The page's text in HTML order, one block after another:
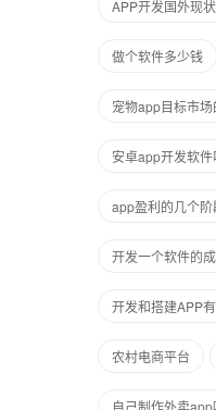
APP开发国外现状
做个软件多少钱
宠物app目标市场
安卓app开发软
app盈利的几个阶
开发一个软件的
开发和搭建APP
农村电商平台
自己制作外卖app